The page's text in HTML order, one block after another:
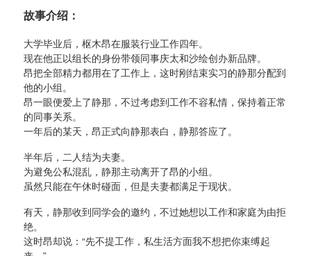
故事介绍：
大学毕业后，枢木昂在服装行业工作四年。
现在他正以组长的身份带领同事庆太和沙绘创办新品牌。
昂把全部精力都用在了工作上，这时刚结束实习的静那分配到
他的小组。
昂一眼便爱上了静那，不过考虑到工作不容私情，保持着正常
的同事关系。
一年后的某天，昂正式向静那表白，静那答应了。
半年后，二人结为夫妻。
为避免公私混乱，静那主动离开了昂的小组。
虽然只能在午休时碰面，但是夫妻都满足于现状。
有天，静那收到同学会的邀约，不过她想以工作和家庭为由拒
绝。
这时昂却说：“先不提工作，私生活方面我不想把你束缚起